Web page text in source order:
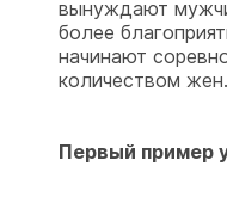
вынуждают
более
начинают
количеством жен.
Первый пример